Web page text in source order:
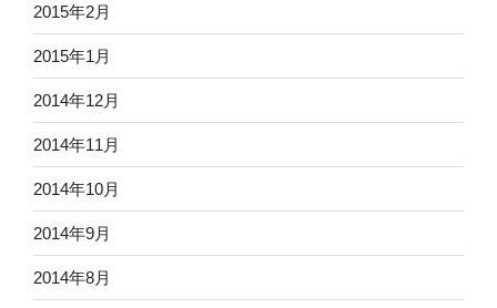
2015年2月
2015年1月
2014年12月
2014年11月
2014年10月
2014年9月
2014年8月